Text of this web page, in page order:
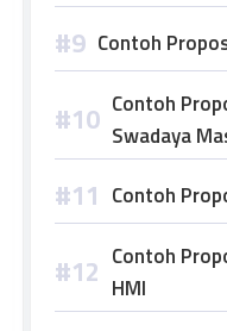
Contoh
Contoh
Swadaya
Contoh
Contoh
HMI